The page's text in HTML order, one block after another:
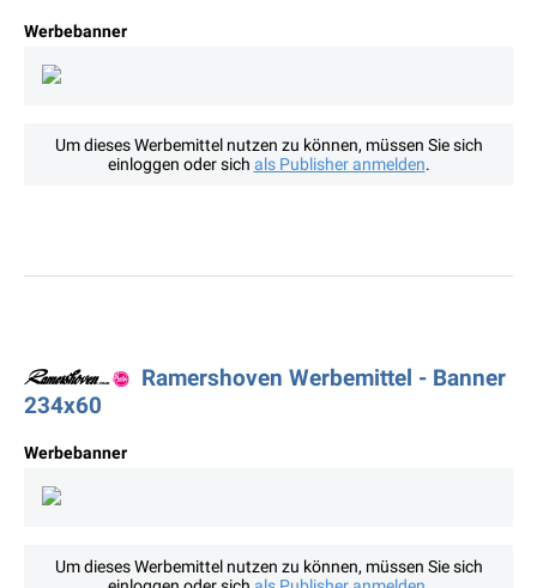
Werbebanner
Um dieses Werbemittel nutzen zu können, müssen Sie sich
einloggen oder sich als Publisher anmelden.
Ramershoven Werbemittel - Banner
234x60
Werbebanner
Um dieses Werbemittel nutzen zu können, müssen Sie sich